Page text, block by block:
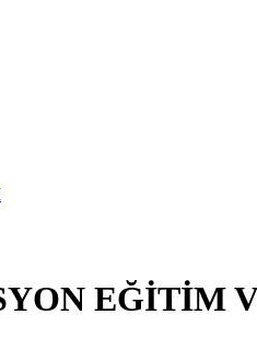
EĞİTİM